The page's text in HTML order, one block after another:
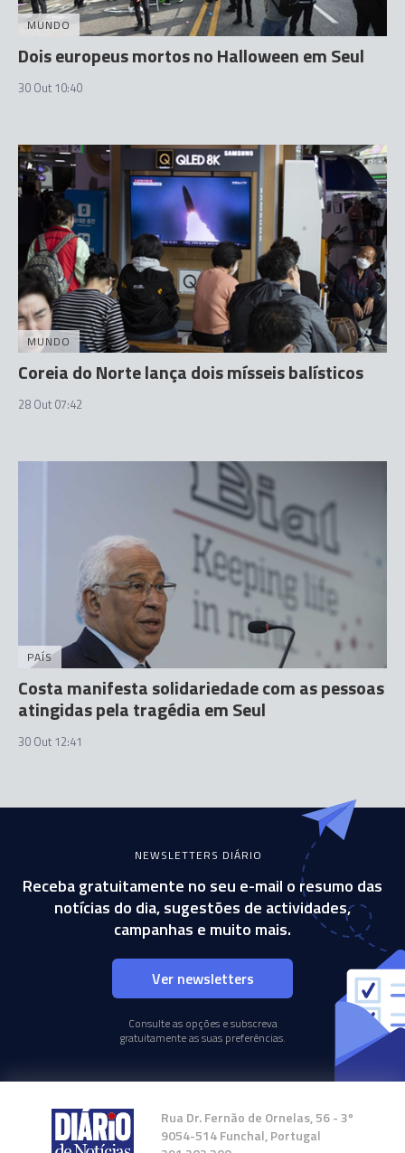
MUNDO
Dois europeus mortos no Halloween em Seul
30 Out 10:40
MUNDO
Coreia do Norte lança dois mísseis balísticos
28 Out 07:42
PAÍS
Costa manifesta solidariedade com as pessoas
atingidas pela tragédia em Seul
30 Out 12:41
NEWSLETTERS DIÁRIO
Receba gratuitamente no seu e-mail o resumo das
notícias do dia, sugestões de actividades,
campanhas e muito mais.
Ver newsletters
Consulte as opções e subscreva
gratuitamente as suas preferências.
Rua Dr. Fernão de Ornelas, 56 - 3º
9054-514 Funchal, Portugal